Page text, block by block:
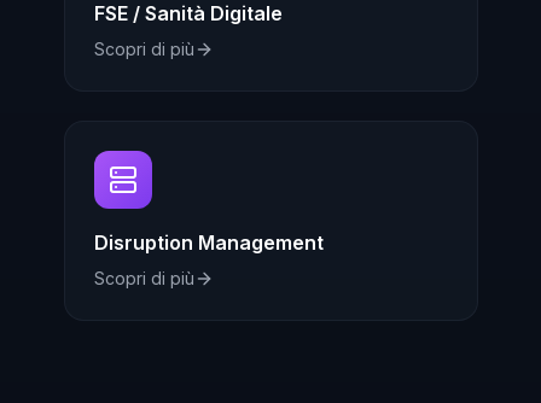
FSE / Sanità Digitale
Scopri di più
Disruption Management
Scopri di più